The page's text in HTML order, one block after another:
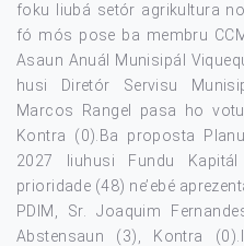
foku liubá setór agrikultura
fó mós pose ba membru
Asaun Anuál Munisipál
husi Diretór Servisu
Marcos Rangel pasa ho
Kontra (0).Ba proposta
2027 liuhusi Fundu
prioridade (48) ne’ebé
PDIM, Sr. Joaquim
Abstensaun (3), Kontra